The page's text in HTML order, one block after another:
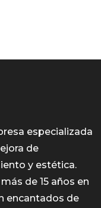
especializada
de
y estética.
de 15 años en
encantados de